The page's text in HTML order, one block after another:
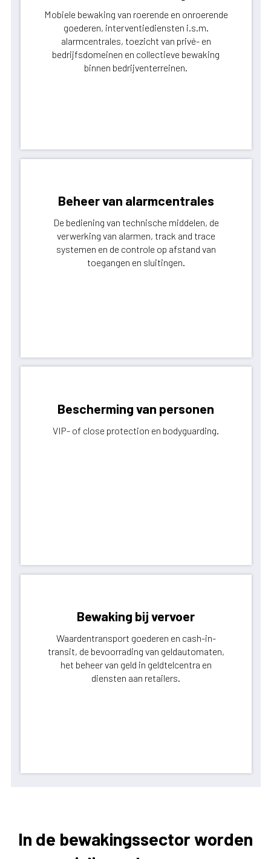
Mobiele bewaking van roerende en onroerende
goederen, interventiediensten i.s.m.
alarmcentrales, toezicht van privé- en
bedrijfsdomeinen en collectieve bewaking
binnen bedrijventerreinen.
Beheer van alarmcentrales
De bediening van technische middelen, de
verwerking van alarmen, track and trace
systemen en de controle op afstand van
toegangen en sluitingen.
Bescherming van personen
VIP- of close protection en bodyguarding.
Bewaking bij vervoer
Waardentransport goederen en cash-in-
transit, de bevoorrading van geldautomaten,
het beheer van geld in geldtelcentra en
diensten aan retailers.
In de bewakingssector worden